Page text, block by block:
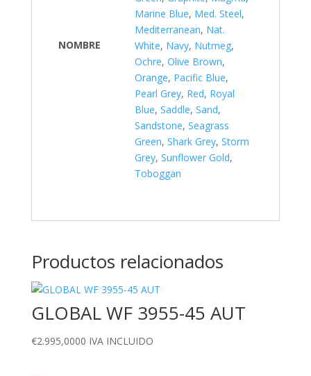
NOMBRE
Marine Blue, Med. Steel,
Mediterranean, Nat.
White, Navy, Nutmeg,
Ochre, Olive Brown,
Orange, Pacific Blue,
Pearl Grey, Red, Royal
Blue, Saddle, Sand,
Sandstone, Seagrass
Green, Shark Grey, Storm
Grey, Sunflower Gold,
Toboggan
Productos relacionados
GLOBAL WF 3955-45 AUT
€2.995,0000 IVA INCLUIDO